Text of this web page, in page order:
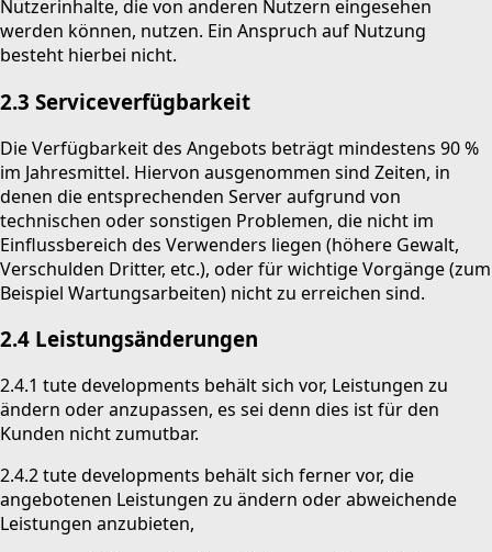
Nutzerinhalte, die von anderen Nutzern eingesehen
werden können, nutzen. Ein Anspruch auf Nutzung
besteht hierbei nicht.
2.3 Serviceverfügbarkeit
Die Verfügbarkeit des Angebots beträgt mindestens 90 %
im Jahresmittel. Hiervon ausgenommen sind Zeiten, in
denen die entsprechenden Server aufgrund von
technischen oder sonstigen Problemen, die nicht im
Einflussbereich des Verwenders liegen (höhere Gewalt,
Verschulden Dritter, etc.), oder für wichtige Vorgänge (zum
Beispiel Wartungsarbeiten) nicht zu erreichen sind.
2.4 Leistungsänderungen
2.4.1 tute developments behält sich vor, Leistungen zu
ändern oder anzupassen, es sei denn dies ist für den
Kunden nicht zumutbar.
2.4.2 tute developments behält sich ferner vor, die
angebotenen Leistungen zu ändern oder abweichende
Leistungen anzubieten,